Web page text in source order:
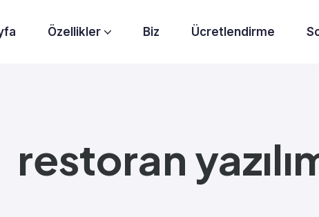
Özellikler Biz Ücretlendirme
restoran